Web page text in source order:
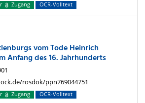
Zugang OCR-Volltext
vom Tode Heinrich
Anfang des 16. Jahrhunderts
rosdok/ppn769044751
Zugang OCR-Volltext